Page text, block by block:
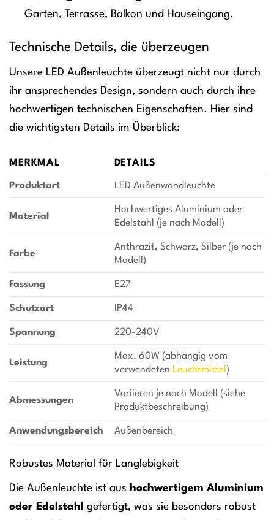
Garten, Terrasse, Balkon und Hauseingang.
Technische Details, die überzeugen
Unsere LED Außenleuchte überzeugt nicht nur durch
ihr ansprechendes Design, sondern auch durch ihre
hochwertigen technischen Eigenschaften. Hier sind
die wichtigsten Details im Überblick:
MERKMAL DETAILS
Produktart LED Außenwandleuchte
Material
Hochwertiges Aluminium oder
Edelstahl (je nach Modell)
Farbe
Anthrazit, Schwarz, Silber (je nach
Modell)
Fassung E27
Schutzart IP44
Spannung 220-240V
Leistung
Max. 60W (abhängig vom
verwendeten Leuchtmittel )
Abmessungen
Variieren je nach Modell (siehe
Produktbeschreibung)
Anwendungsbereich Außenbereich
Robustes Material für Langlebigkeit
Die Außenleuchte ist aus hochwertigem Aluminium
oder Edelstahl
gefertigt, was sie besonders robust